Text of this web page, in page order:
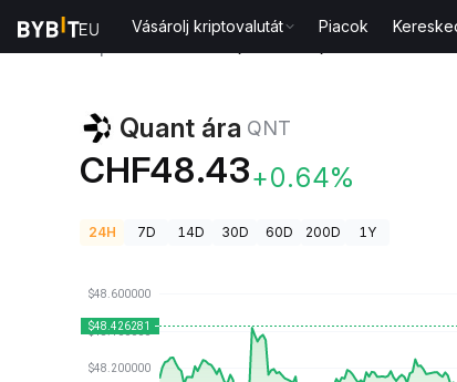
Vásárolj kriptovalutát Piacok
Quant ára QNT
CHF48.43+0.64%
24H 7D 14D 30D 60D 200D 1Y